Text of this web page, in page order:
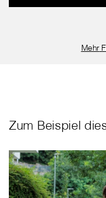
Zum Beispiel